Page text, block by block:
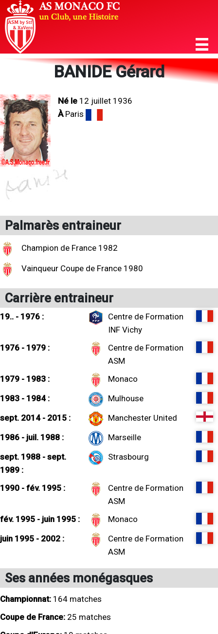
BANIDE Gérard
Né le 12 juillet 1936
ÀParis
Palmarès entraineur
Champion de France 1982
Vainqueur Coupe de France 1980
Carrière entraineur
19.. - 1976 :
Centre de Formation
INF Vichy
1976 - 1979 :
Centre de Formation
ASM
1979 - 1983 :
Monaco
1983 - 1984 :
Mulhouse
sept. 2014 - 2015 :
Manchester United
1986 - juil. 1988 :
Marseille
sept. 1988 - sept.
1989 :
Strasbourg
1990 - fév. 1995 :
Centre de Formation
ASM
fév. 1995 - juin 1995 :
Monaco
juin 1995 - 2002 :
Centre de Formation
ASM
Ses années monégasques
Championnat: 164 matches
Coupe de France: 25 matches